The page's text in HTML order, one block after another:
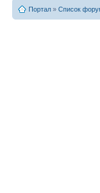
Портал » Список